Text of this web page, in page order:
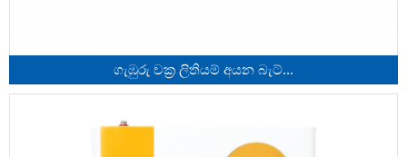
ගැඹුරු චක්‍ර ලිතියම් අයන බැට්...